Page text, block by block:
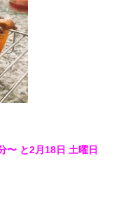
〜 と2月18日 土曜日